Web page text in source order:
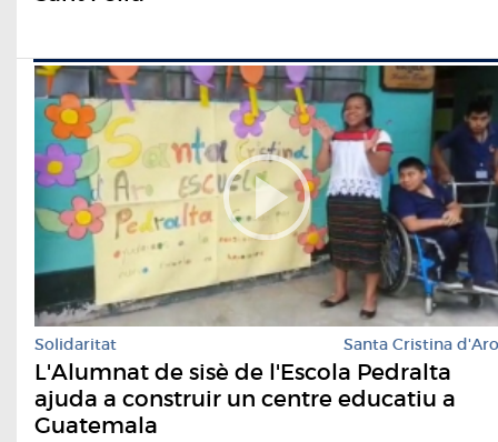
Solidaritat Santa Cristina d'Aro
L'Alumnat de sisè de l'Escola Pedralta
ajuda a construir un centre educatiu a
Guatemala